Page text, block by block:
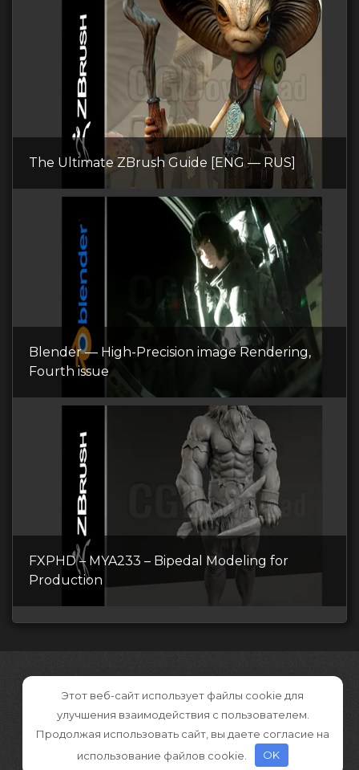
The Ultimate ZBrush Guide [ENG — RUS]
Blender — High-Precision image Rendering,
Fourth issue
FXPHD – MYA233 – Bipedal Modeling for
Production
Этот веб-сайт использует файлы cookie для
улучшения взаимодействия с пользователем.
Продолжая использовать сайт, вы даете согласие на
использование файлов cookie.
OK